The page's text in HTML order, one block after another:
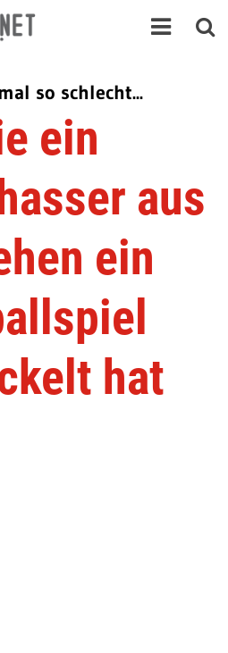
so schlecht...
ein
aus
ein
hat